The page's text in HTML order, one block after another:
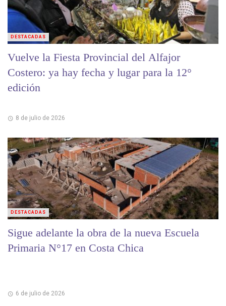
Vuelve la Fiesta Provincial del Alfajor
Costero: ya hay fecha y lugar para la 12°
edición
8 de julio de 2026
DESTACADAS
Sigue adelante la obra de la nueva Escuela
Primaria N°17 en Costa Chica
6 de julio de 2026
DESTACADAS